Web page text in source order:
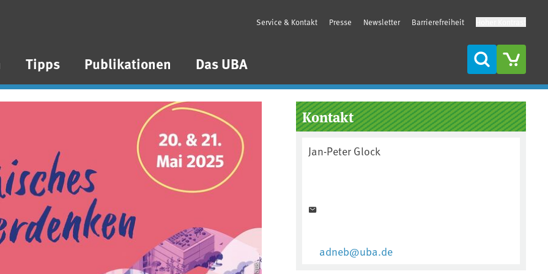
Tipps Publikationen Das UBA
Service & Kontakt Presse Newsletter Barrierefreiheit
Suche
Seitenleiste
Kontakt
Jan-Peter Glock
adneb@uba.de